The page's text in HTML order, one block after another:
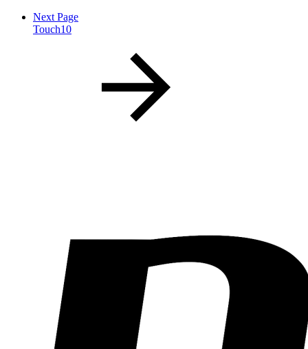
Next Page
Touch10